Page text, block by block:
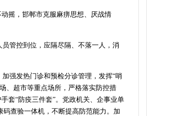
摇，邯郸市克服麻痹思想、厌战情
管控到位，应隔尽隔、不落一人，消
强发热门诊和预检分诊管理，发挥“哨
、超市等重点场所，严格落实防控措
套“防疫三件套”。党政机关、企事业单
查验一体机，不断提高防范能力。加